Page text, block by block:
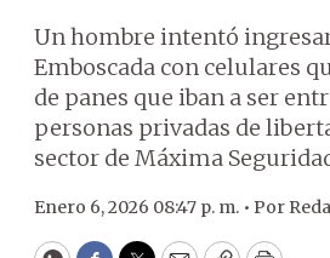
Un hombre intentó
Emboscada con celulares
de panes que iban a ser
personas privadas de
sector de Máxima
Enero 6, 2026 08:47 p. m. • Por